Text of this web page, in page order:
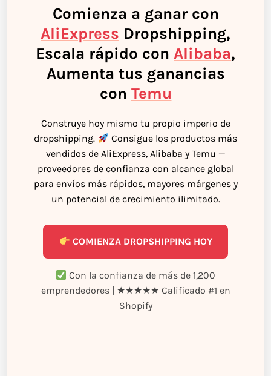
Comienza a ganar con
AliExpress Dropshipping,
Escala rápido con Alibaba,
Aumenta tus ganancias
con Temu
Construye hoy mismo tu propio imperio de
dropshipping.
Consigue los productos más
vendidos de AliExpress, Alibaba y Temu —
proveedores de confianza con alcance global
para envíos más rápidos, mayores márgenes y
un potencial de crecimiento ilimitado.
COMIENZA DROPSHIPPING HOY
Con la confianza de más de 1,200
emprendedores | ★★★★★ Calificado #1 en
Shopify